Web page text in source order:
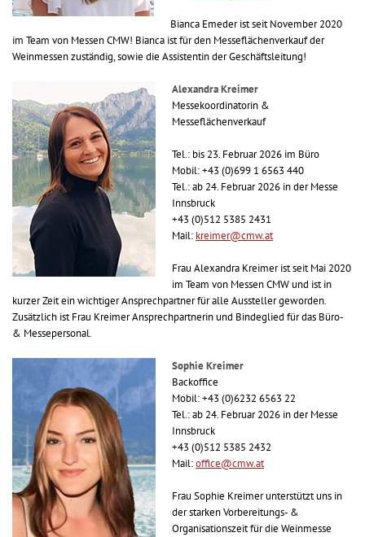
Bianca Emeder ist seit November 2020
im Team von Messen CMW! Bianca ist für den Messeflächenverkauf der
Weinmessen zuständig, sowie die Assistentin der Geschäftsleitung!
Alexandra Kreimer
Messekoordinatorin &
Messeflächenverkauf
Tel.: bis 23. Februar 2026 im Büro
Mobil: +43 (0)699 1 6563 440
Tel.: ab 24. Februar 2026 in der Messe
Innsbruck
+43 (0)512 5385 2431
Mail: kreimer@cmw.at
Frau Alexandra Kreimer ist seit Mai 2020
im Team von Messen CMW und ist in
kurzer Zeit ein wichtiger Ansprechpartner für alle Aussteller geworden.
Zusätzlich ist Frau Kreimer Ansprechpartnerin und Bindeglied für das Büro-
& Messepersonal.
Sophie Kreimer
Backoffice
Mobil: +43 (0)6232 6563 22
Tel.: ab 24. Februar 2026 in der Messe
Innsbruck
+43 (0)512 5385 2432
Mail:office@cmw.at
Frau Sophie Kreimer unterstützt uns in
der starken Vorbereitungs- &
Organisationszeit für die Weinmesse